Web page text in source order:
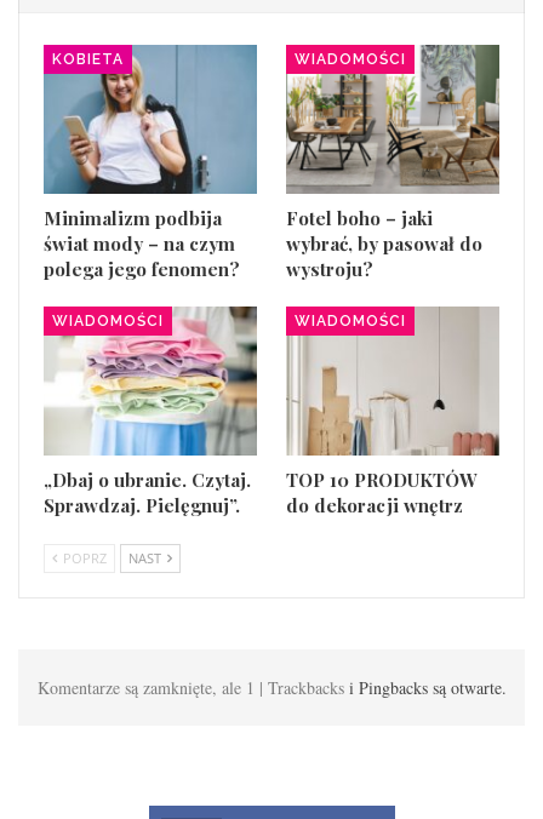
KOBIETA
Minimalizm podbija
świat mody – na czym
polega jego fenomen?
WIADOMOŚCI
Fotel boho – jaki
wybrać, by pasował do
wystroju?
WIADOMOŚCI
„Dbaj o ubranie. Czytaj.
Sprawdzaj. Pielęgnuj”.
WIADOMOŚCI
TOP 10 PRODUKTÓW
do dekoracji wnętrz
POPRZ NAST
Komentarze są zamknięte, ale 1 | Trackbacks i Pingbacks są otwarte.